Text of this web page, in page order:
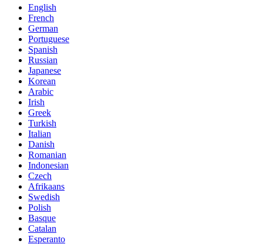
English
French
German
Portuguese
Spanish
Russian
Japanese
Korean
Arabic
Irish
Greek
Turkish
Italian
Danish
Romanian
Indonesian
Czech
Afrikaans
Swedish
Polish
Basque
Catalan
Esperanto